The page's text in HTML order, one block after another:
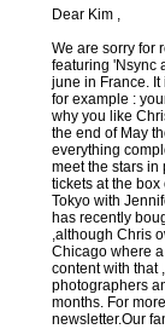
Dear Kim ,
We are sorry for
featuring 'Nsync
june in France.
for example :
why you like
the end of May
everything
meet the stars in
tickets at the
Tokyo with
has recently
,although Chris
Chicago where
content with that
photographers
months. For
newsletter.Our